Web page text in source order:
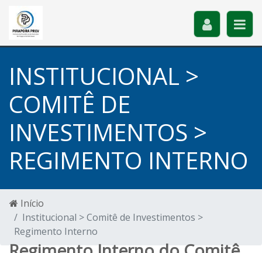
INSTITUCIONAL >
COMITÊ DE
INVESTIMENTOS >
REGIMENTO INTERNO
Início
Institucional > Comitê de Investimentos >
Regimento Interno